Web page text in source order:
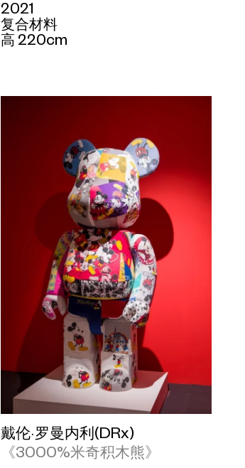
2021
复合材料
高 220cm
戴伦·罗曼内利(DRx)
《3000%米奇积木熊》